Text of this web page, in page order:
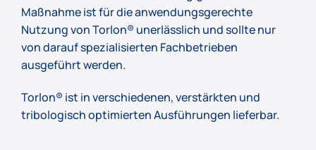
Maßnahme ist für die anwendungsgerechte
Nutzung von Torlon® unerlässlich und sollte nur
von darauf spezialisierten Fachbetrieben
ausgeführt werden.
Torlon® ist in verschiedenen, verstärkten und
tribologisch optimierten Ausführungen lieferbar.